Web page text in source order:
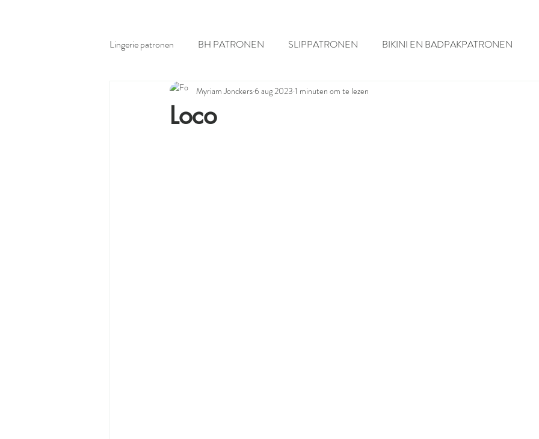
Lingerie patronen BH PATRONEN SLIPPATRONEN BIKINI EN BADPAKPATRONEN
ALLERLEI NAAIPATRONEN
Loco
Myriam Jonckers6 aug 2023 1 minuten om te lezen